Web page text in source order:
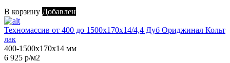
В корзину Добавлен
Техномассив от 400 до 1500х170х14/4,4 Дуб Ориджинал Кольт
лак
400-1500х170х14 мм
6 925 р/м2